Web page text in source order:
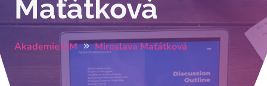
Maťátková
Akademie DM Miroslava Maťátková